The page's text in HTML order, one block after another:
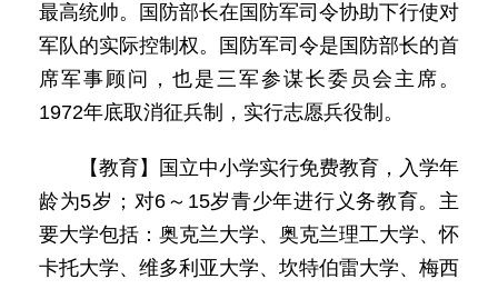
最高统帅。国防部长在国防军司令协助下行使对
军队的实际控制权。国防军司令是国防部长的首
席军事顾问，也是三军参谋长委员会主席。
1972年底取消征兵制，实行志愿兵役制。
【教育】国立中小学实行免费教育，入学年
龄为5岁；对6～15岁青少年进行义务教育。主
要大学包括：奥克兰大学、奥克兰理工大学、怀
卡托大学、维多利亚大学、坎特伯雷大学、梅西